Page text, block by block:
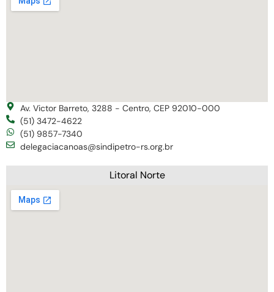
Av. Victor Barreto, 3288 - Centro, CEP 92010-000
(51) 3472-4622
(51) 9857-7340
delegaciacanoas@sindipetro-rs.org.br
Litoral Norte